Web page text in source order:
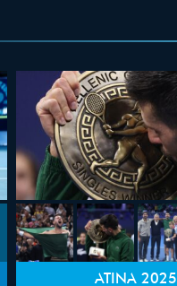
ATINA 2025